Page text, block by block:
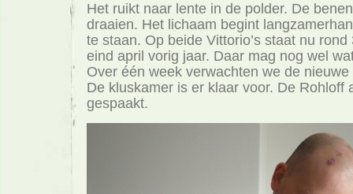
Het ruikt naar lente in de polder. De
draaien. Het lichaam begint
te staan. Op beide Vittorio’s staat nu
eind april vorig jaar. Daar mag nog wel
Over één week verwachten we de
De kluskamer is er klaar voor. De Rohloff
gespaakt.